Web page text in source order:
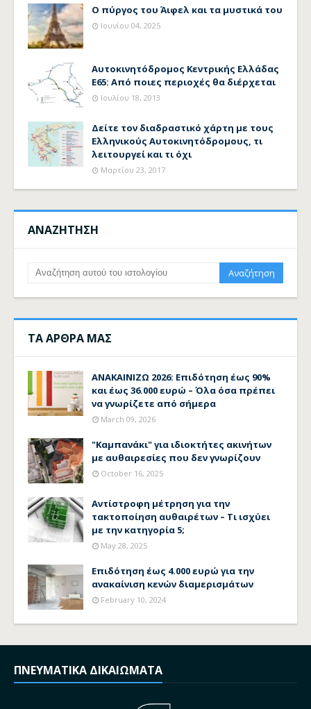
Ο πύργος του Άιφελ και τα μυστικά του
Ιουνίου 04, 2025
Αυτοκινητόδρομος Κεντρικής Ελλάδας
Ε65: Από ποιες περιοχές θα διέρχεται
Ιουλίου 18, 2013
Δείτε τον διαδραστικό χάρτη με τους
Ελληνικούς Αυτοκινητόδρομους, τι
λειτουργεί και τι όχι
Μαρτίου 23, 2017
ΑΝΑΖΗΤΗΣΗ
ΤΑ ΑΡΘΡΑ ΜΑΣ
ΑΝΑΚΑΙΝΙΖΩ 2026: Επιδότηση έως 90%
και έως 36.000 ευρώ – Όλα όσα πρέπει
να γνωρίζετε από σήμερα
March 09, 2026
"Καμπανάκι" για ιδιοκτήτες ακινήτων
με αυθαιρεσίες που δεν γνωρίζουν
October 16, 2025
Αντίστροφη μέτρηση για την
τακτοποίηση αυθαιρέτων – Τι ισχύει
με την κατηγορία 5;
May 28, 2025
Επιδότηση έως 4.000 ευρώ για την
ανακαίνιση κενών διαμερισμάτων
February 10, 2024
ΠΝΕΥΜΑΤΙΚΑ ΔΙΚΑΙΩΜΑΤΑ